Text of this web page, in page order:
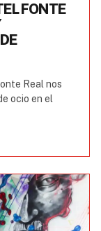
FONTE
Real nos
ocio en el